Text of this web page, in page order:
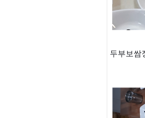
두부보쌈